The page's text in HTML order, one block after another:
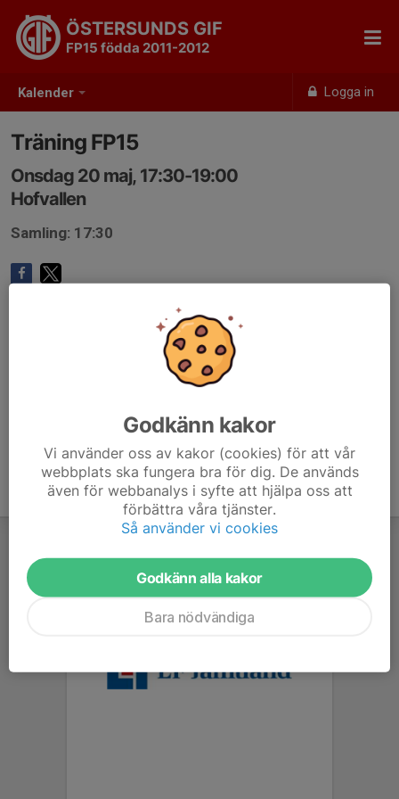
Kalender Logga in
ÖSTERSUNDS GIF
FP15 födda 2011-2012
Träning FP15
Onsdag 20 maj, 17:30-19:00
Hofvallen
Samling: 17:30
Godkänn kakor
Vi använder oss av kakor (cookies) för att vår
webbplats ska fungera bra för dig. De används
även för webbanalys i syfte att hjälpa oss att
förbättra våra tjänster.
Så använder vi cookies
Godkänn alla kakor
Bara nödvändiga